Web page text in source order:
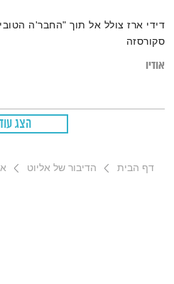
דידי ארז צולל אל תוך "החבר'ה
סקורסזה
אודיו
הצג
דף הבית הדיבור של אליוט